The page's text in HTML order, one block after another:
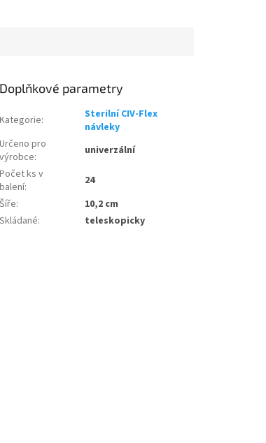
Doplňkové parametry
Kategorie:
Sterilní CIV-Flex
návleky
Určeno pro
výrobce:
univerzální
Počet ks v
balení:
24
Šíře:
10,2 cm
Skládané: teleskopicky